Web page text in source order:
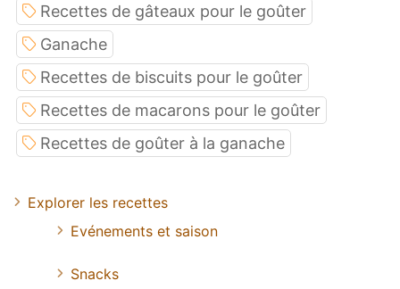
Recettes de gâteaux pour le goûter
Ganache
Recettes de biscuits pour le goûter
Recettes de macarons pour le goûter
Recettes de goûter à la ganache
Explorer les recettes
Evénements et saison
Snacks